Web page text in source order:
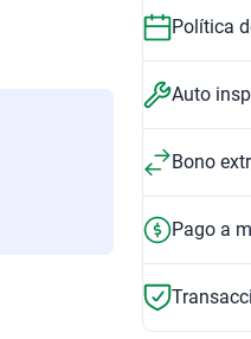
2020
$160,999
2022
$168,999
$213,999
1.6
1.6
$191,999
Política
Auto
Bono
Pago a